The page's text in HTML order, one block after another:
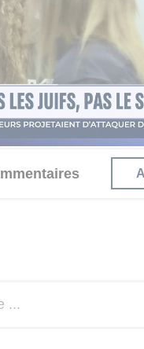
récurrentes
et l’influence
plus sensibles.
débats sur l’équilibre
du conflit israélo-
hautement
...